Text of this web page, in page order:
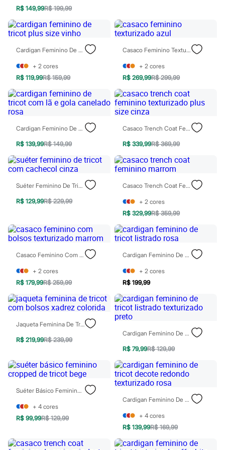
Rasteirinhas
Tênis
Diversão
Baby Club
Fifteen
Miss Fifteen
Palomino
Moda íntima
Calcinhas
Cuecas
Meias
Pijamas
Moda praia
Biquínis e Maiôs
Sungas
Personagens
Disney
Hello Kitty
Homem Aranha
Naruto
Patrulha Canina
Sonic
Stitch
Beleza
Kits
Perfumes árabes
Novidades
Cabelos
Condicionador
Escovas e Pentes
Finalizadores
Tratamento
Hidratante
Protetor solar
Tratamento
Cuidados com o rosto
Esfoliante
Hidratante
Protetor solar
Tônicos
Base
R$ 149,99R$ 199,99
Cardigan Feminino De Tricot Plus Size Vinho
+ 2 cores
R$ 119,99R$ 159,99
Casaco Feminino Texturizado Azul
+ 2 cores
R$ 269,99R$ 299,99
Cardigan Feminino De Tricot Com Lã E Gola Canelado Rosa
R$ 139,99R$ 149,99
Casaco Trench Coat Feminino Texturizado Plus Size Cinza
R$ 339,99R$ 369,99
Suéter Feminino De Tricot Com Cachecol Cinza
R$ 129,99R$ 229,99
Casaco Trench Coat Feminino Marrom
+ 2 cores
R$ 329,99R$ 359,99
Casaco Feminino Com Bolsos Texturizado Marrom
+ 2 cores
R$ 179,99R$ 259,99
Cardigan Feminino De Tricot Listrado Rosa
+ 2 cores
R$ 199,99
Jaqueta Feminina De Tricot Com Bolsos Xadrez Colorida
R$ 219,99R$ 239,99
Cardigan Feminino De Tricot Listrado Texturizado Preto
R$ 79,99R$ 129,99
Suéter Básico Feminino Cropped De Tricot Bege
+ 4 cores
R$ 99,99R$ 129,99
Cardigan Feminino De Tricot Decote Redondo Texturizado Rosa
+ 4 cores
R$ 139,99R$ 169,99